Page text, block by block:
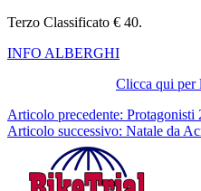
Terzo Classificato € 40.
INFO ALBERGHI
Clicca qui
Articolo precedente:
Articolo successivo: Natale da